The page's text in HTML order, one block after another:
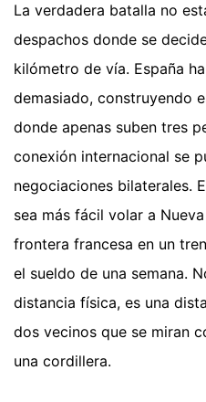
La verdadera batalla no
despachos donde se
kilómetro de vía. España
demasiado, construyendo
donde apenas suben tres
conexión internacional se
negociaciones bilaterales.
sea más fácil volar a
frontera francesa en un
el sueldo de una semana.
distancia física, es una
dos vecinos que se miran
una cordillera.